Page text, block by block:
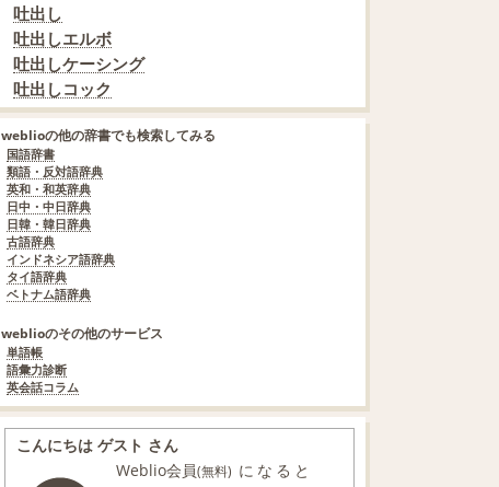
吐出し
吐出しエルボ
吐出しケーシング
吐出しコック
weblioの他の辞書でも検索してみる
国語辞書
類語・反対語辞典
英和・和英辞典
日中・中日辞典
日韓・韓日辞典
古語辞典
インドネシア語辞典
タイ語辞典
ベトナム語辞典
weblioのその他のサービス
単語帳
語彙力診断
英会話コラム
こんにちは ゲスト さん
Weblio会員(無料) になると